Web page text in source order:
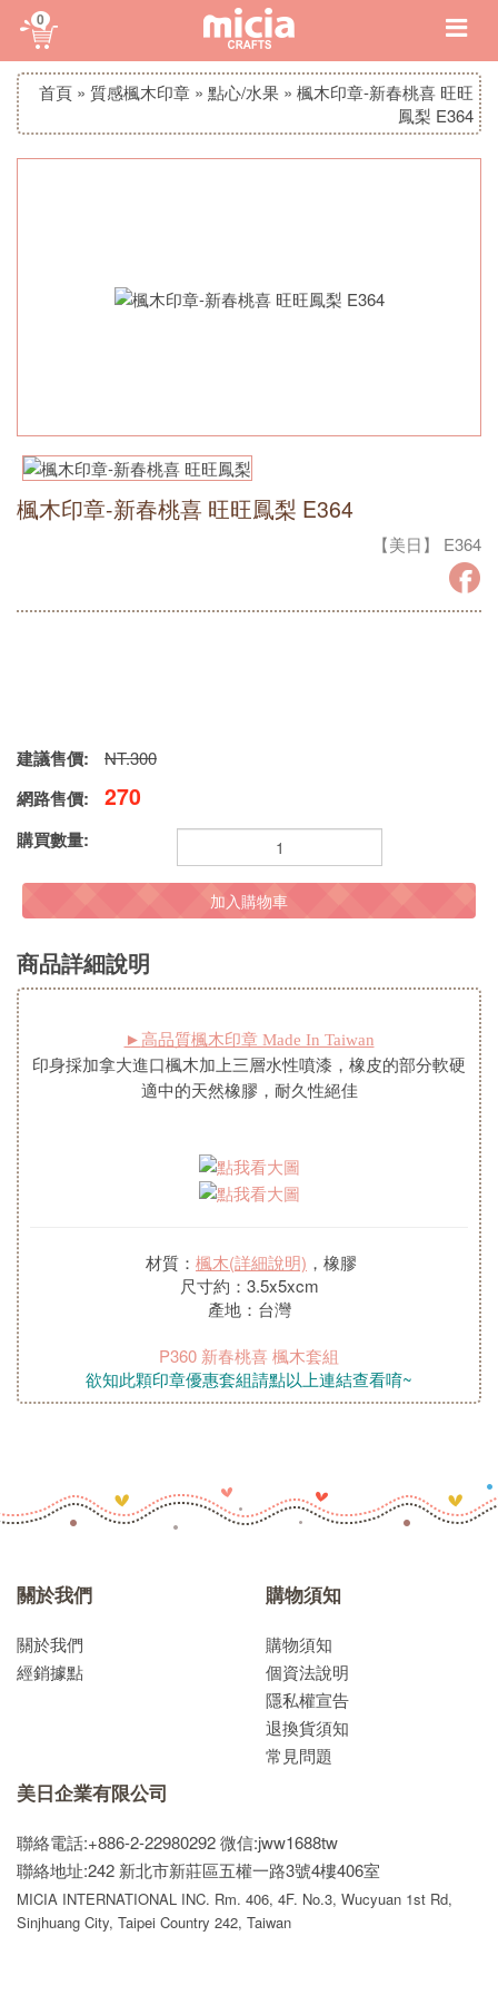
0
首頁 » 質感楓木印章 » 點心/水果 » 楓木印章-新春桃喜 旺旺
鳳梨 E364
楓木印章-新春桃喜 旺旺鳳梨 E364
【美日】 E364
建議售價: NT.300
網路售價: 270
購買數量:
加入購物車
商品詳細說明
►高品質楓木印章 Made In Taiwan
印身採加拿大進口楓木加上三層水性噴漆，橡皮的部分軟硬
適中的天然橡膠，耐久性絕佳
材質： 楓木(詳細說明) ，橡膠
尺寸約：3.5x5xcm
產地：台灣
P360 新春桃喜 楓木套組
欲知此顆印章優惠套組請點以上連結查看唷~
關於我們
關於我們
經銷據點
購物須知
購物須知
個資法說明
隱私權宣告
退換貨須知
常見問題
美日企業有限公司
聯絡電話:+886-2-22980292微信:jww1688tw
聯絡地址:242 新北市新莊區五權一路3號4樓406室
MICIA INTERNATIONAL INC. Rm. 406, 4F. No.3, Wucyuan 1st Rd,
Sinjhuang City, Taipei Country 242, Taiwan